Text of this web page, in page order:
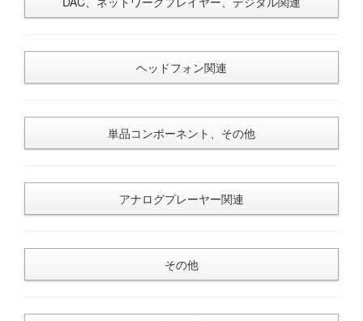
ヘッドフォン関連
単品コンポーネント、その他
アナログプレーヤー関連
その他